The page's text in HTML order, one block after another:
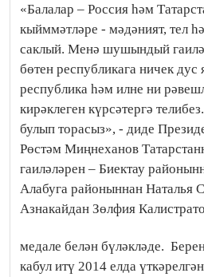
«Балалар – Россия һәм
кыйммәтләре - мәдәният, тел
саклый. Менә шушындый
бөтен республикага ничек дус
республика һәм илне ни
кирәклеген күрсәтергә
булып торасыз», - диде
Рөстәм Миңнеханов
гаиләләрен – Биектау
Алабуга районыннан Наталья
Азнакайдан Зөлфия
медале белән бүләкләде.
кабул итү 2014 елда